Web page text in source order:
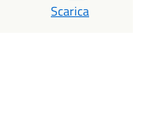
Scarica